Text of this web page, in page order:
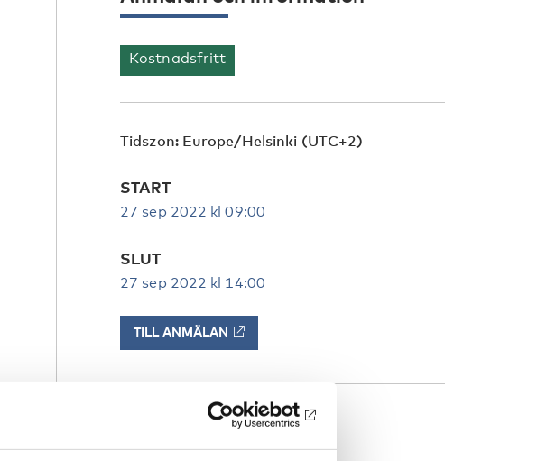
Kostnadsfritt
Tidszon: Europe/Helsinki (UTC+2)
START
27 sep 2022 kl 09:00
SLUT
27 sep 2022 kl 14:00
TILL ANMÄLAN
Program PDF